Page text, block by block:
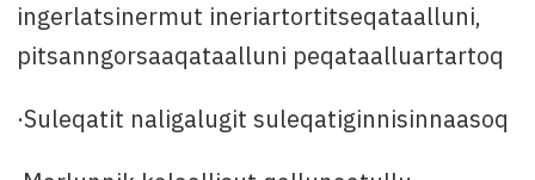
ingerlatsinermut ineriartortitseqataalluni,
pitsanngorsaaqataalluni peqataalluartartoq
·Suleqatit naligalugit suleqatiginnisinnaasoq